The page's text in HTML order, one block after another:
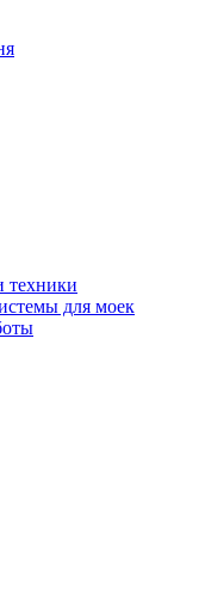
техники
для моек